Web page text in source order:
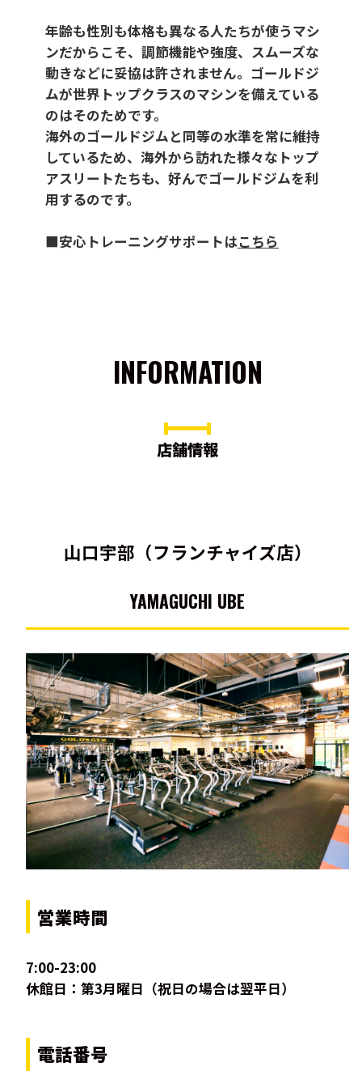
年齢も性別も体格も異なる人たちが使うマシ
ンだからこそ、調節機能や強度、スムーズな
動きなどに妥協は許されません。ゴールドジ
ムが世界トップクラスのマシンを備えている
のはそのためです。
海外のゴールドジムと同等の水準を常に維持
しているため、海外から訪れた様々なトップ
アスリートたちも、好んでゴールドジムを利
用するのです。
■安心トレーニングサポートはこちら
INFORMATION
店舗情報
山口宇部（フランチャイズ店）
YAMAGUCHI UBE
営業時間
7:00-23:00
休館日：第3月曜日（祝日の場合は翌平日）
電話番号